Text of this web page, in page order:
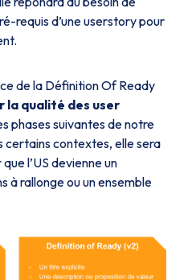
requis d’une userstory pour
de la Définition Of Ready
la qualité des user
phases suivantes de notre
certains contextes, elle sera
l’US devienne un
à rallonge ou un ensemble